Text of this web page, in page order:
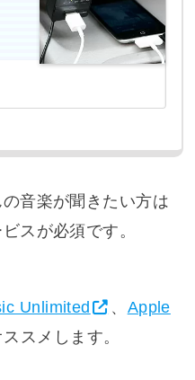
音楽が聞きたい方は
スが必須です。
Unlimited 、 Apple
スメします。